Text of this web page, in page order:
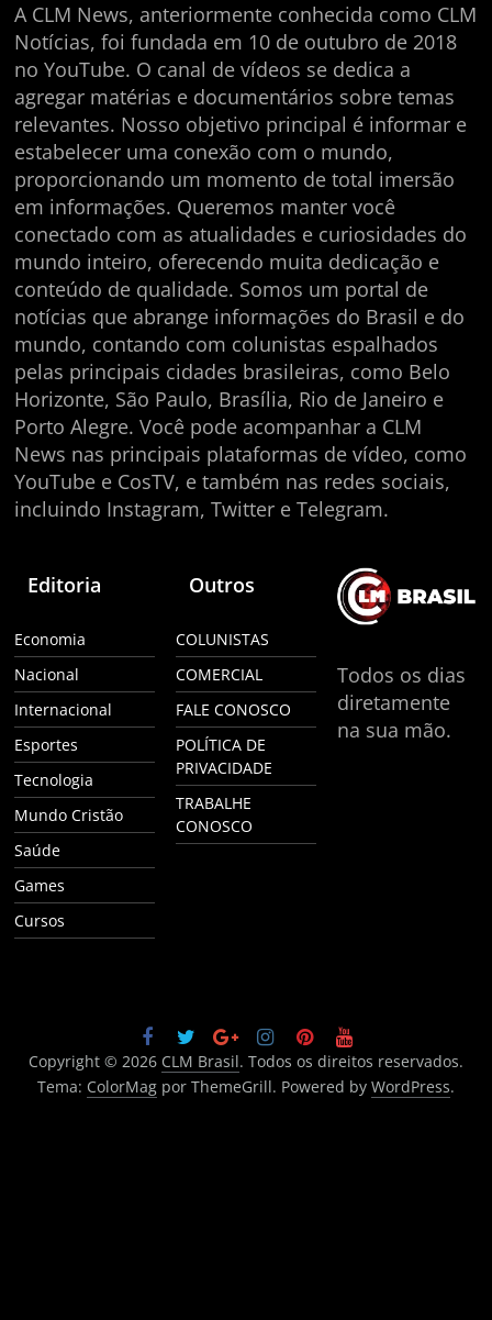
A CLM News, anteriormente conhecida como CLM
Notícias, foi fundada em 10 de outubro de 2018
no YouTube. O canal de vídeos se dedica a
agregar matérias e documentários sobre temas
relevantes. Nosso objetivo principal é informar e
estabelecer uma conexão com o mundo,
proporcionando um momento de total imersão
em informações. Queremos manter você
conectado com as atualidades e curiosidades do
mundo inteiro, oferecendo muita dedicação e
conteúdo de qualidade. Somos um portal de
notícias que abrange informações do Brasil e do
mundo, contando com colunistas espalhados
pelas principais cidades brasileiras, como Belo
Horizonte, São Paulo, Brasília, Rio de Janeiro e
Porto Alegre. Você pode acompanhar a CLM
News nas principais plataformas de vídeo, como
YouTube e CosTV, e também nas redes sociais,
incluindo Instagram, Twitter e Telegram.
Editoria
Economia
Nacional
Internacional
Esportes
Tecnologia
Mundo Cristão
Saúde
Games
Cursos
Outros
COLUNISTAS
COMERCIAL
FALE CONOSCO
POLÍTICA DE
PRIVACIDADE
TRABALHE
CONOSCO
Todos os dias
diretamente
na sua mão.
Copyright © 2026 CLM Brasil. Todos os direitos reservados.
Tema: ColorMagpor ThemeGrill. Powered by WordPress.